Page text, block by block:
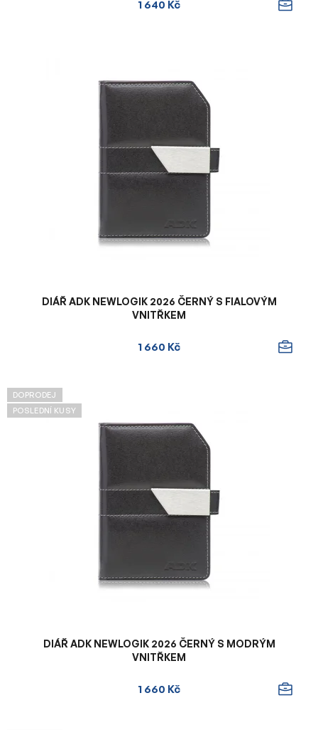
1 640 Kč
DIÁŘ ADK NEWLOGIK 2026 ČERNÝ S FIALOVÝM
VNITŘKEM
1 660 Kč
DOPRODEJ
POSLEDNÍ KUSY
DIÁŘ ADK NEWLOGIK 2026 ČERNÝ S MODRÝM
VNITŘKEM
1 660 Kč